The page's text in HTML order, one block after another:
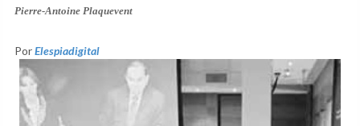
Pierre-Antoine Plaquevent
PorElespiadigital